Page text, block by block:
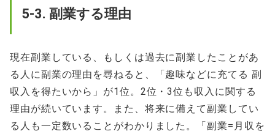
5-3. 副業する理由
現在副業している、もしくは過去に副業したことがあ
る人に副業の理由を尋ねると、「趣味などに充てる 副
収入を得たいから」が1位。2位・3位も収入に関する
理由が続いています。また、将来に備えて副業してい
る人も一定数いることがわかりました。「副業=月収を